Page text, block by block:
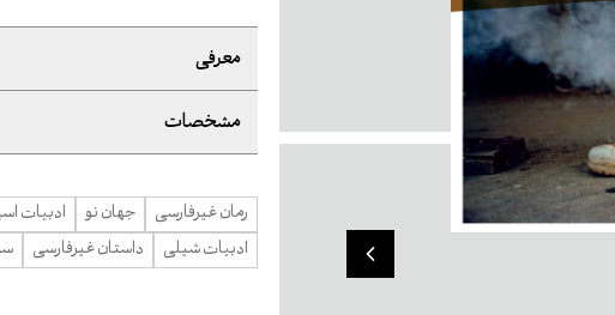
معرفی
مشخصات
رمان غیرفارسی جهان نو ادبیات
ادبیات شیلی
داستان غیرفارسی